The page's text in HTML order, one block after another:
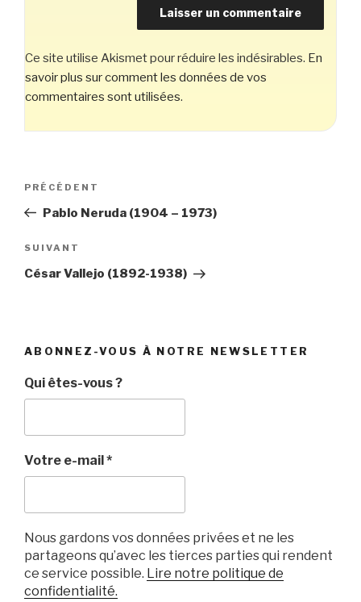
Ce site utilise Akismet pour réduire les indésirables. En
savoir plus sur comment les données de vos
commentaires sont utilisées.
Navigation
l’article
Article
précédent
PRÉCÉDENT
Pablo Neruda (1904 – 1973)
Article
suivant
SUIVANT
César Vallejo (1892-1938)
ABONNEZ-VOUS À NOTRE NEWSLETTER
Qui êtes-vous ?
Votre e-mail*
Nous gardons vos données privées et ne les
partageons qu’avec les tierces parties qui rendent
ce service possible. Lire notre politique de
confidentialité.